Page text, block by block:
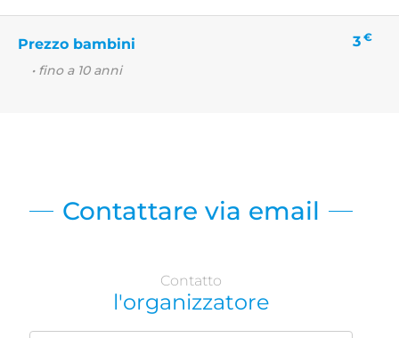
Prezzo bambini 3 €
• fino a 10 anni
Contattare via email
Contatto
l'organizzatore